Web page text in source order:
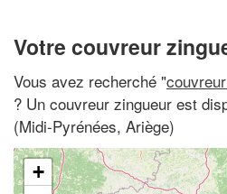
Votre couvreur
Vous avez recherché "
? Un couvreur zingueur est
(Midi-Pyrénées, Ariège)
+